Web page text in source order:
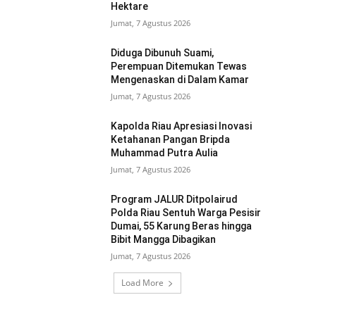
Hektare
Jumat, 7 Agustus 2026
Diduga Dibunuh Suami,
Perempuan Ditemukan Tewas
Mengenaskan di Dalam Kamar
Jumat, 7 Agustus 2026
Kapolda Riau Apresiasi Inovasi
Ketahanan Pangan Bripda
Muhammad Putra Aulia
Jumat, 7 Agustus 2026
Program JALUR Ditpolairud
Polda Riau Sentuh Warga Pesisir
Dumai, 55 Karung Beras hingga
Bibit Mangga Dibagikan
Jumat, 7 Agustus 2026
Load More